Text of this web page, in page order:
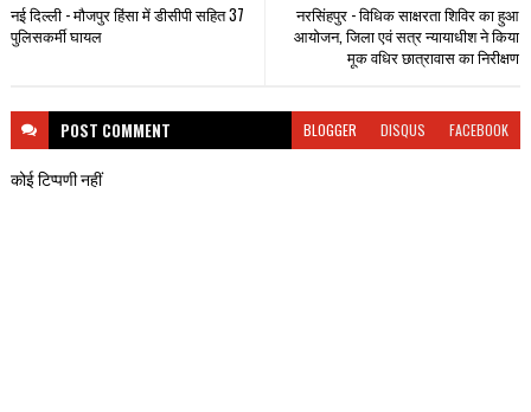
नरसिंहपुर - विधिक साक्षरता शिविर का हुआ
आयोजन, जिला एवं सत्र न्यायाधीश ने किया
मूक वधिर छात्रावास का निरीक्षण
नई दिल्ली - मौजपुर हिंसा में डीसीपी सहित 37
पुलिसकर्मी घायल
POST COMMENT BLOGGER DISQUS FACEBOOK
कोई टिप्पणी नहीं